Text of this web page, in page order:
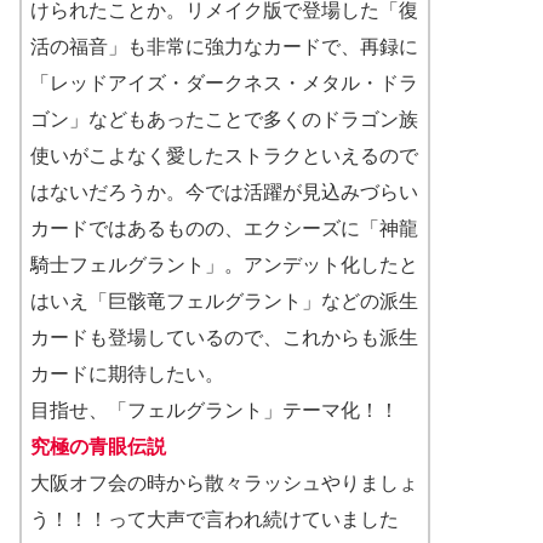
けられたことか。リメイク版で登場した「復
活の福音」も非常に強力なカードで、再録に
「レッドアイズ・ダークネス・メタル・ドラ
ゴン」などもあったことで多くのドラゴン族
使いがこよなく愛したストラクといえるので
はないだろうか。今では活躍が見込みづらい
カードではあるものの、エクシーズに「神龍
騎士フェルグラント」。アンデット化したと
はいえ「巨骸竜フェルグラント」などの派生
カードも登場しているので、これからも派生
カードに期待したい。
目指せ、「フェルグラント」テーマ化！！
究極の青眼伝説
大阪オフ会の時から散々ラッシュやりましょ
う！！！って大声で言われ続けていました